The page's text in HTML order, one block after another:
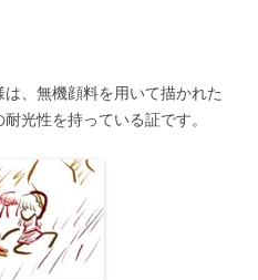
、無機顔料を用いて描かれた
光性を持っている証です。